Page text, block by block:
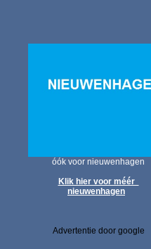
óók voor nieuwenhagen
Klik hier voor méér
nieuwenhagen
Advertentie door google